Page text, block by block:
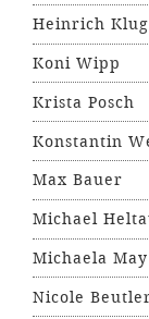
Heinrich Klug
Koni Wipp
Krista Posch
Konstantin
Max Bauer
Michael
Michaela May
Nicole